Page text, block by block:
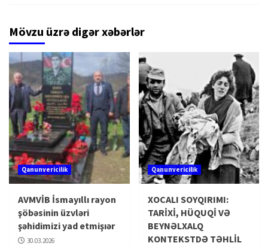
Mövzu üzrə digər xəbərlər
Qanunvericilik
AVMVİB İsmayıllı rayon
şöbəsinin üzvləri
şəhidimizi yad etmişıər
30.03.2026
Qanunvericilik
XOCALI SOYQIRIMI:
TARİXİ, HÜQUQİ VƏ
BEYNƏLXALQ
KONTEKSTDƏ TƏHLİL